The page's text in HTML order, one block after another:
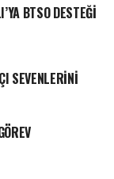
BTSO DESTEĞİ
SEVENLERİNİ